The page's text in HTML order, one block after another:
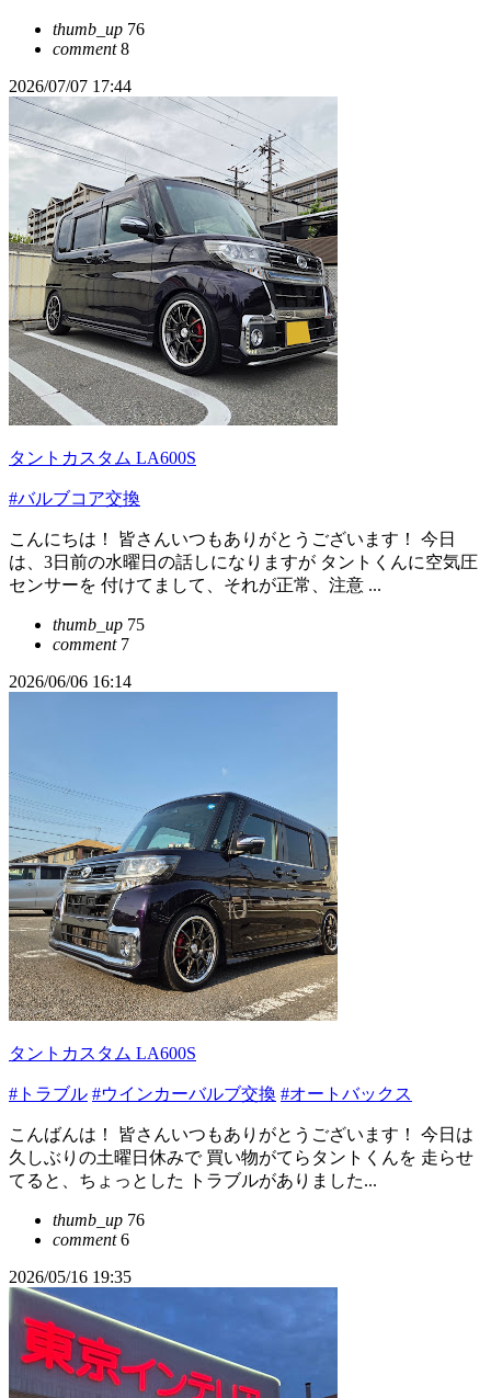
thumb_up 76
comment8
2026/07/07 17:44
タントカスタム LA600S
#バルブコア交換
こんにちは！ 皆さんいつもありがとうございます！ 今日
は、3日前の水曜日の話しになりますが タントくんに空気圧
センサーを 付けてまして、それが正常、注意 ...
thumb_up 75
comment7
2026/06/06 16:14
タントカスタム LA600S
#トラブル #ウインカーバルブ交換 #オートバックス
こんばんは！ 皆さんいつもありがとうございます！ 今日は
久しぶりの土曜日休みで 買い物がてらタントくんを 走らせ
てると、ちょっとした トラブルがありました...
thumb_up 76
comment6
2026/05/16 19:35